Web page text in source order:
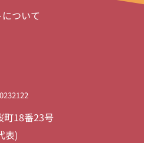
ついて
町18番23号
表)